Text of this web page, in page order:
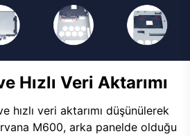
Hızlı Veri Aktarımı
hızlı veri aktarımı düşünülerek
M600, arka panelde olduğu